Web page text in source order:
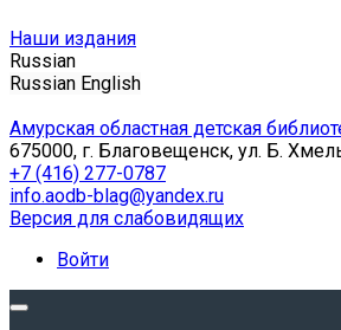
Наши издания
Russian
Russian English
Амурская областная детская
675000, г. Благовещенск, ул. Б.
+7 (416) 277-0787
info.aodb-blag@yandex.ru
Версия для слабовидящих
Войти